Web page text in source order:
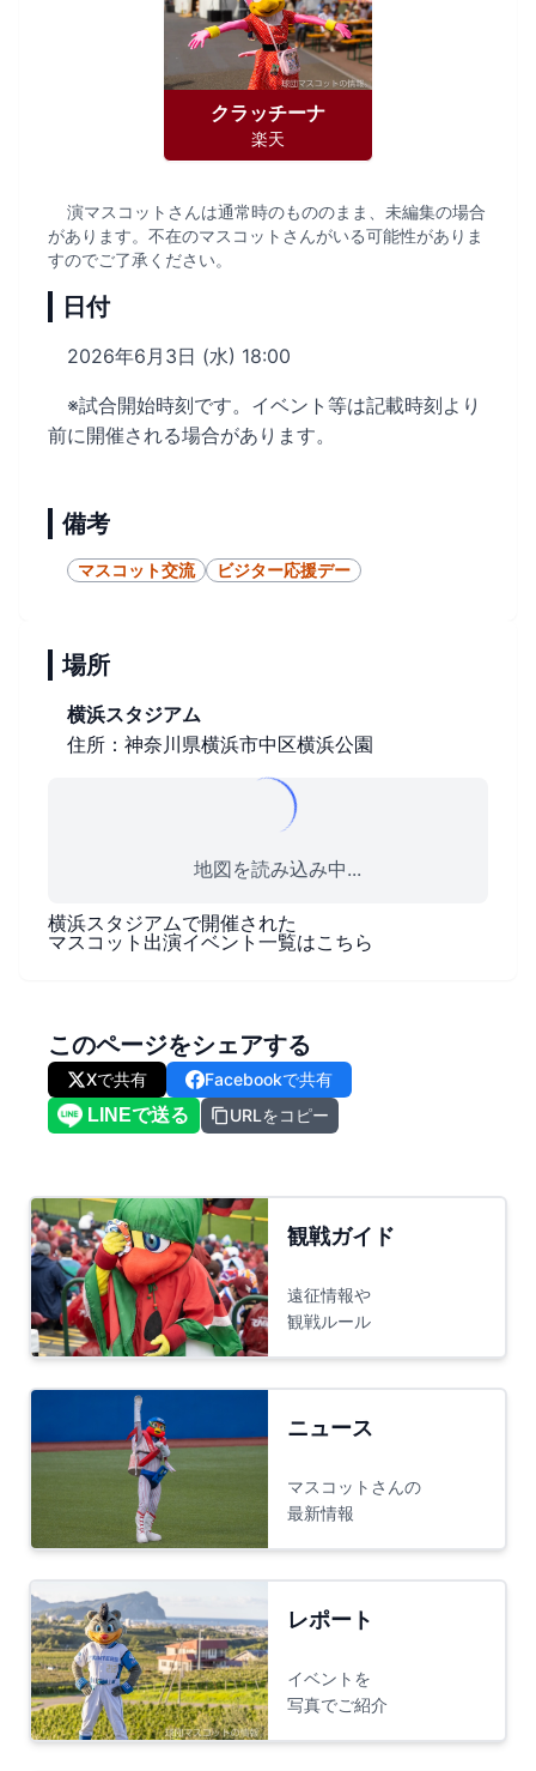
クラッチーナ
楽天
演マスコットさんは通常時のもののまま、未編集の場合
があります。不在のマスコットさんがいる可能性がありま
すのでご了承ください。
日付
2026年6月3日 (水) 18:00
※試合開始時刻です。イベント等は記載時刻より
前に開催される場合があります。
備考
マスコット交流 ビジター応援デー
場所
横浜スタジアム
住所：神奈川県横浜市中区横浜公園
地図を読み込み中...
横浜スタジアムで開催された
マスコット出演イベント一覧はこちら
このページをシェアする
Xで共有
Facebookで共有
URLをコピー
観戦ガイド
遠征情報や
観戦ルール
ニュース
マスコットさんの
最新情報
レポート
イベントを
写真でご紹介